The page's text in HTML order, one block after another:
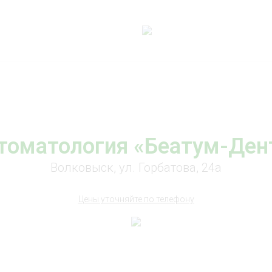
«Беатум-
Волковыск, ул. Горбатова, 24а
Цены уточняйте по телефону